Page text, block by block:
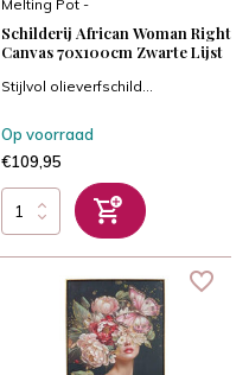
Melting Pot -
Schilderij African Woman Right
Canvas 70x100cm Zwarte Lijst
Stijlvol olieverfschild...
Op voorraad
€109,95